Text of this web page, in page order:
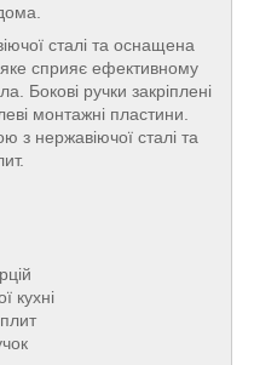
сталі та оснащена
сприяє ефективному
Бокові ручки закріплені
монтажні пластини.
з нержавіючої сталі та
кухні